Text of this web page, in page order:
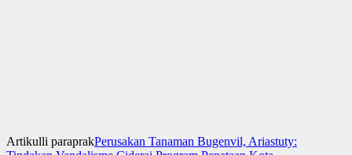
Artikulli paraprakPerusakan Tanaman Bugenvil, Ariastuty: